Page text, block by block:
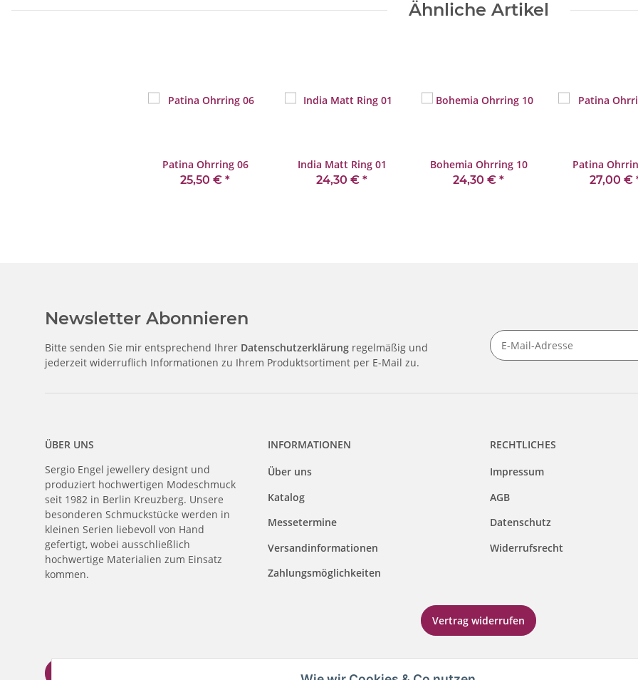
Ähnliche Artikel
Patina Ohrring 06
25,50 € *
India Matt Ring 01
24,30 € *
Bohemia Ohrring 10
24,30 € *
Patina
27,00 €
Newsletter Abonnieren
Bitte senden Sie mir entsprechend Ihrer Datenschutzerklärung regelmäßig und
jederzeit widerruflich Informationen zu Ihrem Produktsortiment per E-Mail zu.
ÜBER UNS
Sergio Engel jewellery designt und
produziert hochwertigen Modeschmuck
seit 1982 in Berlin Kreuzberg. Unsere
besonderen Schmuckstücke werden in
kleinen Serien liebevoll von Hand
gefertigt, wobei ausschließlich
hochwertige Materialien zum Einsatz
kommen.
INFORMATIONEN
Über uns
Katalog
Messetermine
Versandinformationen
Zahlungsmöglichkeiten
RECHTLICHES
Impressum
AGB
Datenschutz
Widerrufsrecht
Vertrag widerrufen